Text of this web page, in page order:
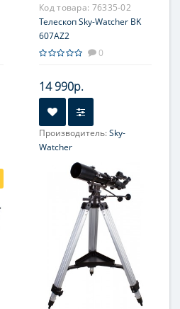
Код товара: 76335-02
Телескоп Sky-Watcher BK
607AZ2
0
14 990р.
Производитель:Sky-
Watcher
Увеличение, крат:
Диаметр главного зеркала
(апертура), мм:
Фокусное расстояние, мм:
Максимальное полезное
увеличение, крат:
120